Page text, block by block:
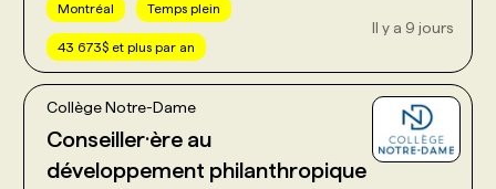
Montréal Temps plein
43 673$ et plus par an
Il y a 9 jours
Collège Notre-Dame
Conseiller·ère au
développement philanthropique